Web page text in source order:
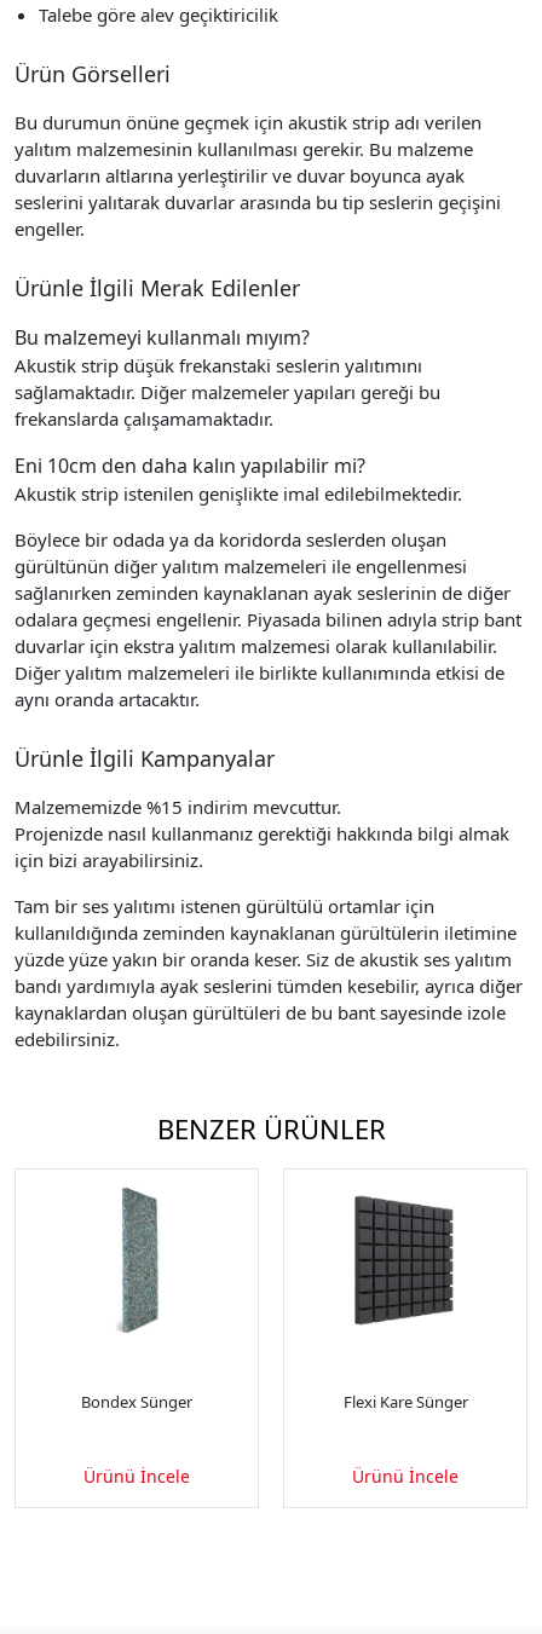
Talebe göre alev geçiktiricilik
Ürün Görselleri
Bu durumun önüne geçmek için akustik strip adı verilen
yalıtım malzemesinin kullanılması gerekir. Bu malzeme
duvarların altlarına yerleştirilir ve duvar boyunca ayak
seslerini yalıtarak duvarlar arasında bu tip seslerin geçişini
engeller.
Ürünle İlgili Merak Edilenler
Bu malzemeyi kullanmalı mıyım?
Akustik strip düşük frekanstaki seslerin yalıtımını
sağlamaktadır. Diğer malzemeler yapıları gereği bu
frekanslarda çalışamamaktadır.
Eni 10cm den daha kalın yapılabilir mi?
Akustik strip istenilen genişlikte imal edilebilmektedir.
Böylece bir odada ya da koridorda seslerden oluşan
gürültünün diğer yalıtım malzemeleri ile engellenmesi
sağlanırken zeminden kaynaklanan ayak seslerinin de diğer
odalara geçmesi engellenir. Piyasada bilinen adıyla strip bant
duvarlar için ekstra yalıtım malzemesi olarak kullanılabilir.
Diğer yalıtım malzemeleri ile birlikte kullanımında etkisi de
aynı oranda artacaktır.
Ürünle İlgili Kampanyalar
Malzememizde %15 indirim mevcuttur.
Projenizde nasıl kullanmanız gerektiği hakkında bilgi almak
için bizi arayabilirsiniz.
Tam bir ses yalıtımı istenen gürültülü ortamlar için
kullanıldığında zeminden kaynaklanan gürültülerin iletimine
yüzde yüze yakın bir oranda keser. Siz de akustik ses yalıtım
bandı yardımıyla ayak seslerini tümden kesebilir, ayrıca diğer
kaynaklardan oluşan gürültüleri de bu bant sayesinde izole
edebilirsiniz.
BENZER ÜRÜNLER
Bondex Sünger
Ürünü İncele
Flexi Kare Sünger
Ürünü İncele